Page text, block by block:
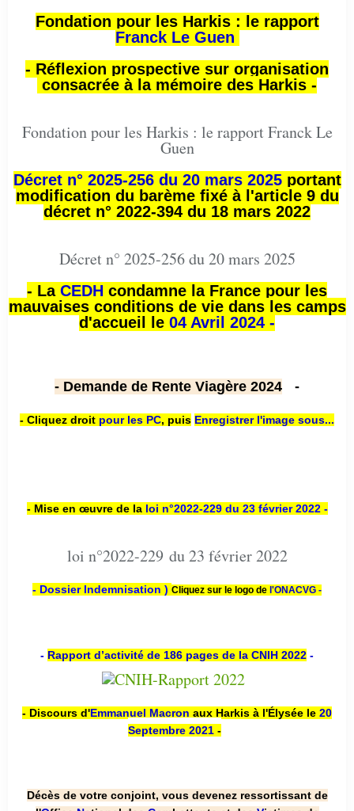
Fondation pour les Harkis : le rapport
Franck Le Guen
- Réflexion prospective sur organisation
consacrée à la mémoire des Harkis -
Fondation pour les Harkis : le rapport Franck Le
Guen
Décret n° 2025-256 du 20 mars 2025portant
modification du barème fixé à l'article 9 du
décret n° 2022-394 du 18 mars 2022
Décret n° 2025-256 du 20 mars 2025
- La CEDH condamne la France pour les
mauvaises conditions de vie dans les camps
d'accueil le 04 Avril 2024 -
- Demande de Rente Viagère 2024 -
- Cliquez droit pour les PC, puis Enregistrer l'image sous...
- Mise en œuvre de la loi n°2022-229 du 23 février 2022 -
loi n°2022-229 du 23 février 2022
- Dossier Indemnisation ) Cliquez sur le logo de l'ONACVG -
- Rapport d’activité de 186 pages de la CNIH 2022 -
- Discours d'Emmanuel Macron aux Harkis à l'Élysée le 20
Septembre 2021 -
Décès de votre conjoint, vous devenez ressortissant de